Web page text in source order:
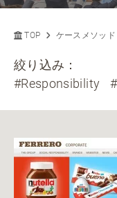
TOP ケースメソッド
絞り込み：
#Responsibility